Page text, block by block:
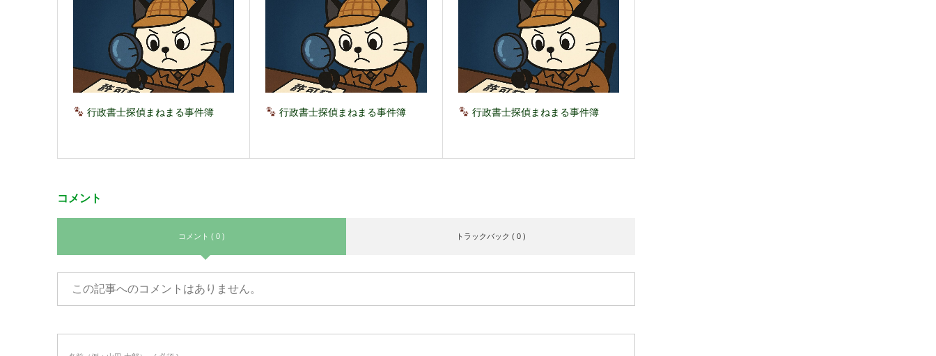
行政書士探偵まねまる事件簿 行政書士探偵まねまる事件簿 行政書士探偵まねまる事件簿
コメント
コメント ( 0 ) トラックバック ( 0 )
この記事へのコメントはありません。